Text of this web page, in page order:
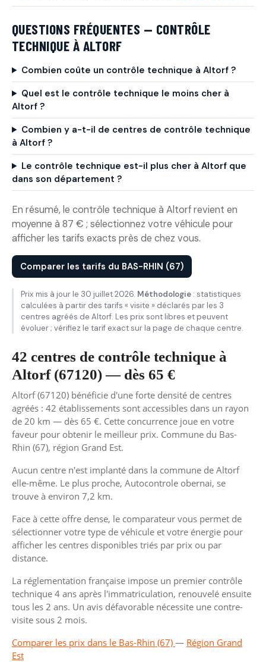
QUESTIONS FRÉQUENTES — CONTRÔLE
TECHNIQUE À ALTORF
Combien coûte un contrôle technique à Altorf ?
Quel est le contrôle technique le moins cher à
Altorf ?
Combien y a-t-il de centres de contrôle technique
à Altorf ?
Le contrôle technique est-il plus cher à Altorf que
dans son département ?
En résumé, le contrôle technique à Altorf revient en
moyenne à 87 € ; sélectionnez votre véhicule pour
afficher les tarifs exacts près de chez vous.
Comparer les tarifs du BAS-RHIN (67)
Prix mis à jour le 30 juillet 2026. Méthodologie : statistiques
calculées à partir des tarifs « visite » déclarés par les 3
centres agréés de Altorf. Les prix sont libres et peuvent
évoluer ; vérifiez le tarif exact sur la page de chaque centre.
42 centres de contrôle technique à
Altorf (67120) — dès 65 €
Altorf (67120) bénéficie d'une forte densité de centres
agréés : 42 établissements sont accessibles dans un rayon
de 20 km — dès 65 €. Cette concurrence joue en votre
faveur pour obtenir le meilleur prix. Commune du Bas-
Rhin (67), région Grand Est.
Aucun centre n'est implanté dans la commune de Altorf
elle-même. Le plus proche, Autocontrole obernai, se
trouve à environ 7,2 km.
Face à cette offre dense, le comparateur vous permet de
sélectionner votre type de véhicule et votre énergie pour
afficher les centres disponibles triés par prix ou par
distance.
La réglementation française impose un premier contrôle
technique 4 ans après l'immatriculation, renouvelé ensuite
tous les 2 ans. Un avis défavorable nécessite une contre-
visite sous 2 mois.
Comparer les prix dans le Bas-Rhin (67) — Région Grand
Est